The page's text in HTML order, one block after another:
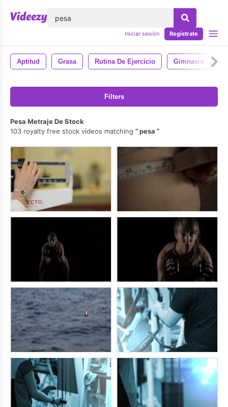
Iniciar sesión Regístrate
Aptitud Grasa Rutina De Ejercicio Gimnasio
Filters
Pesa Metraje De Stock
103 royalty free stock videos matching
pesa